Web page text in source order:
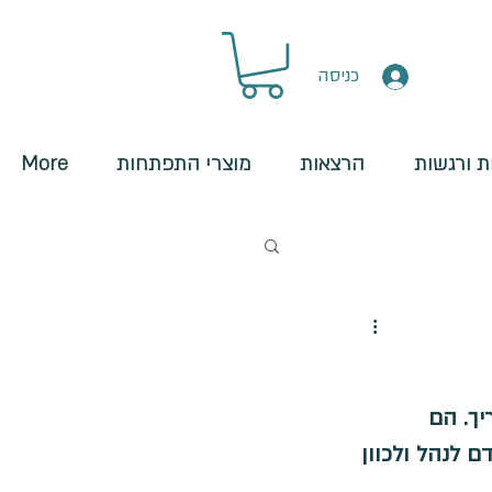
כניסה
ורגשות הרצאות מוצרי התפתחות More
חיצוניים
שיום ושליפה
הם
לנהל ולכוון